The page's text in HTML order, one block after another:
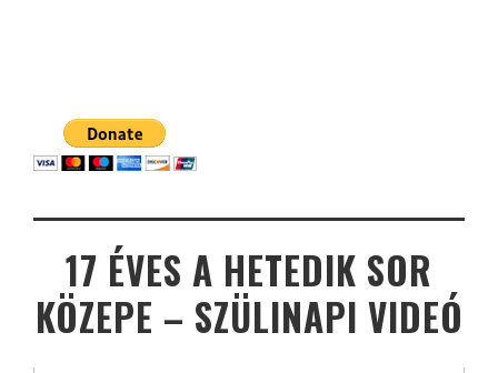
17 ÉVES A HETEDIK SOR
KÖZEPE – SZÜLINAPI VIDEÓ